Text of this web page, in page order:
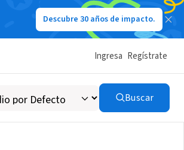
Descubre 30 años de impacto.
Ingresa Regístrate
Buscar